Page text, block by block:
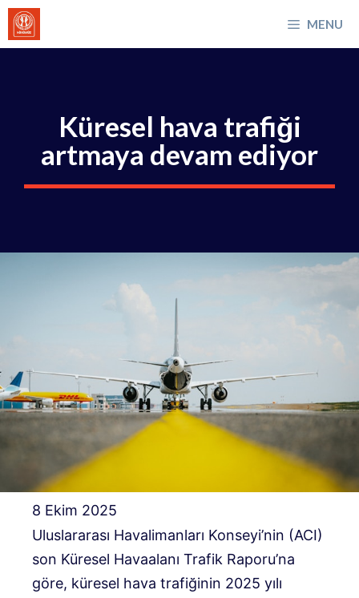
İçeriğe
atla
MENU
Küresel hava trafiği
artmaya devam ediyor
8 Ekim 2025
Uluslararası Havalimanları Konseyi’nin (ACI)
son Küresel Havaalanı Trafik Raporu’na
göre, küresel hava trafiğinin 2025 yılı